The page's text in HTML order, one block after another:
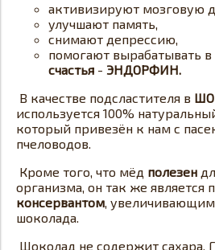
активизируют мозговую
улучшают память,
снимают депрессию,
помогают вырабатывать
счастья - ЭНДОРФИН.
В качестве подсластителя в
используется 100%
который привезён к нам с
пчеловодов.
Кроме того, что мёд полезен
организма, он так же
консервантом,
шоколада.
Шоколад не содержит сахара,